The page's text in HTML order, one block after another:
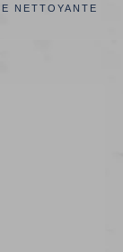
NETTOYANTE